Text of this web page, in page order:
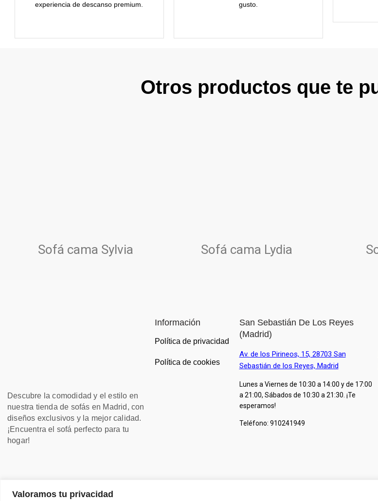
Valoramos tu privacidad
experiencia de descanso premium.
gusto.
Otros productos que te
Sofá cama Sylvia​ Sofá cama Lydia
Descubre la comodidad y el estilo en
nuestra tienda de sofás en Madrid, con
diseños exclusivos y la mejor calidad.
¡Encuentra el sofá perfecto para tu
hogar!
Información
Política de privacidad
Política de cookies
San Sebastián De Los Reyes
(Madrid)
Av. de los Pirineos, 15, 28703 San
Sebastián de los Reyes, Madrid
Lunes a Viernes de 10:30 a 14:00 y de 17:00
a 21:00, Sábados de 10:30 a 21:30. ¡Te
esperamos!
Teléfono: 910241949